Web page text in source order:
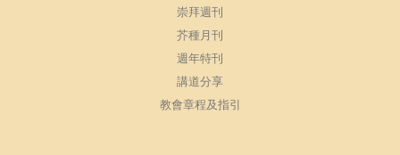
崇拜週刊
芥種月刊
週年特刊
講道分享
教會章程及指引